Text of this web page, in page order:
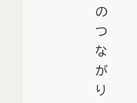
の
つ
な
が
り